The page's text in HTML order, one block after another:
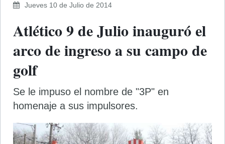
Jueves 10 de Julio de 2014
Atlético 9 de Julio inauguró el
arco de ingreso a su campo de
golf
Se le impuso el nombre de "3P" en
homenaje a sus impulsores.